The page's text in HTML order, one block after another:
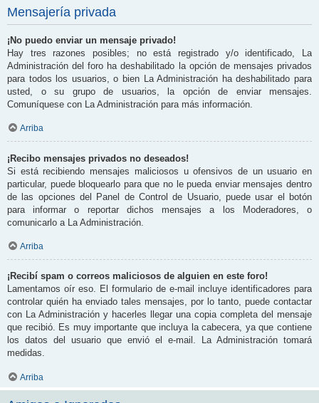
Mensajería privada
¡No puedo enviar un mensaje privado!
Hay tres razones posibles; no está registrado y/o identificado, La
Administración del foro ha deshabilitado la opción de mensajes privados
para todos los usuarios, o bien La Administración ha deshabilitado para
usted, o su grupo de usuarios, la opción de enviar mensajes.
Comuníquese con La Administración para más información.
Arriba
¡Recibo mensajes privados no deseados!
Si está recibiendo mensajes maliciosos u ofensivos de un usuario en
particular, puede bloquearlo para que no le pueda enviar mensajes dentro
de las opciones del Panel de Control de Usuario, puede usar el botón
para informar o reportar dichos mensajes a los Moderadores, o
comunicarlo a La Administración.
Arriba
¡Recibí spam o correos maliciosos de alguien en este foro!
Lamentamos oír eso. El formulario de e-mail incluye identificadores para
controlar quién ha enviado tales mensajes, por lo tanto, puede contactar
con La Administración y hacerles llegar una copia completa del mensaje
que recibió. Es muy importante que incluya la cabecera, ya que contiene
los datos del usuario que envió el e-mail. La Administración tomará
medidas.
Arriba